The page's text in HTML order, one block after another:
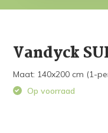
Vandyck
Maat: 140x200 cm (1-
Op voorraad